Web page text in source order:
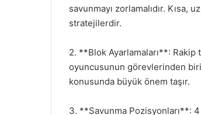
savunmayı zorlamalıdır. Kısa,
stratejilerdir.
2. **Blok Ayarlamaları**: Rakip
oyuncusunun görevlerinden
konusunda büyük önem taşır.
3. **Savunma Pozisyonları**: 4